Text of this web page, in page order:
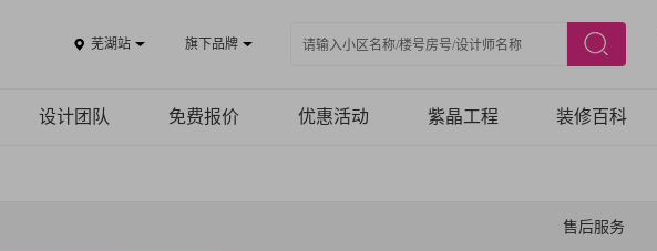
芜湖站 旗下品牌
设计团队 免费报价 优惠活动 紫晶工程 装修百科
售后服务